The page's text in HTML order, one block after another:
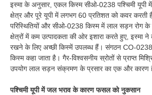
इस्मा के अनुसार, एकल किस्म सीओ-0238 पश्चिमी यूपी
क्षेत्र और पूरे यूपी में लगभग 60 प्रतिशत को कवर करती
परिस्थितियों और सीओ-0238 किस्म में लाल सड़न रोग
क्षेत्रों में कम उत्पादकता की ओर इशारा करते हुए, इस्मा ने
रखने के लिए अच्छी किस्में उपलब्ध हैं। संगठन CO-
किस्म कहा जाता है। गैर-विश्वसनीय स्रोतों से प्राप्त
उपयोग लाल सड़न संक्रमण के प्रसार का एक और कारण
पश्चिमी यूपी में जल भराव के कारण फसल को नुकसान